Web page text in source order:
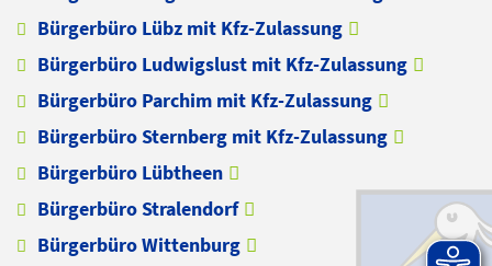
Bürgerbüro Lübz mit Kfz-Zulassung
Bürgerbüro Ludwigslust mit Kfz-Zulassung
Bürgerbüro Parchim mit Kfz-Zulassung
Bürgerbüro Sternberg mit Kfz-Zulassung
Bürgerbüro Lübtheen
Bürgerbüro Stralendorf
Bürgerbüro Wittenburg